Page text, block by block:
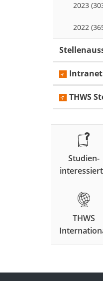
2023
2022
Intranet
THWS
Studien-
THWS